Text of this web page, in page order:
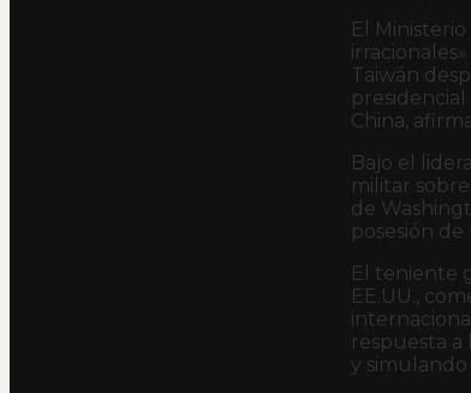
El
Taiwán
China,
Bajo el
militar
de
posesión
El teniente
EE.UU.,
respuesta a
y